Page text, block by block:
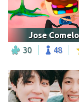
Jose
30 48